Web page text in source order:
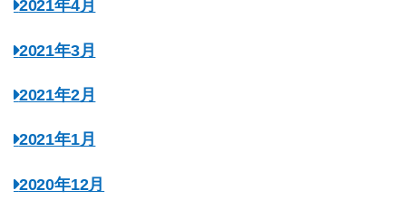
2021年4月
2021年3月
2021年2月
2021年1月
2020年12月